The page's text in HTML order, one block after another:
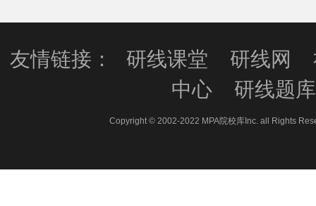
友情链接： 研线课堂 研线网
中心
研线题库
Copyright © 2002-2022 MPA院校库Inc. all Rights